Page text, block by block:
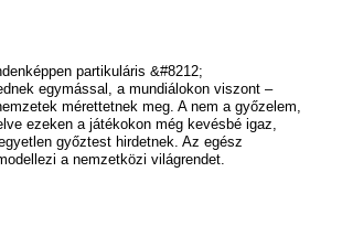
partikuláris &#8212;
egymással, a mundiálokon viszont –
mérettetnek meg. A nem a győzelem,
ezeken a játékokon még kevésbé igaz,
győztest hirdetnek. Az egész
a nemzetközi világrendet.